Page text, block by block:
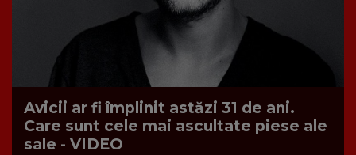
Avicii ar fi împlinit astăzi 31 de ani.
Care sunt cele mai ascultate piese ale
sale - VIDEO